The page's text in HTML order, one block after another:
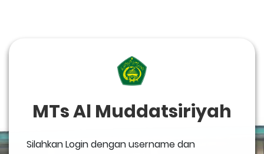
MTs Al Muddatsiriyah
Silahkan Login dengan username dan